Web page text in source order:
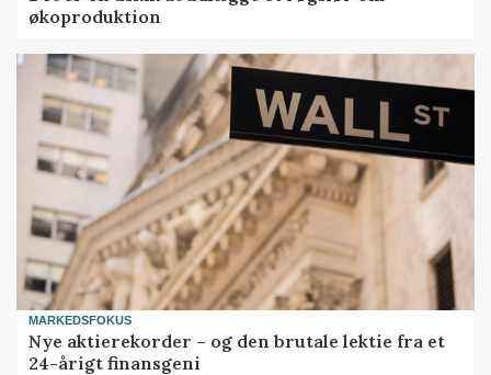
økoproduktion
MARKEDSFOKUS
Nye aktierekorder – og den brutale lektie fra et
24-årigt finansgeni